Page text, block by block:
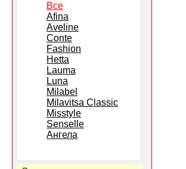
Все
Afina
Aveline
Conte
Fashion
Hetta
Lauma
Luna
Milabel
Milavitsa Classic
Misstyle
Senselle
Ангела